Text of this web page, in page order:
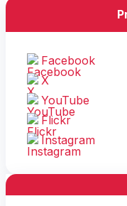
Facebook
X
YouTube
Flickr
Instagram